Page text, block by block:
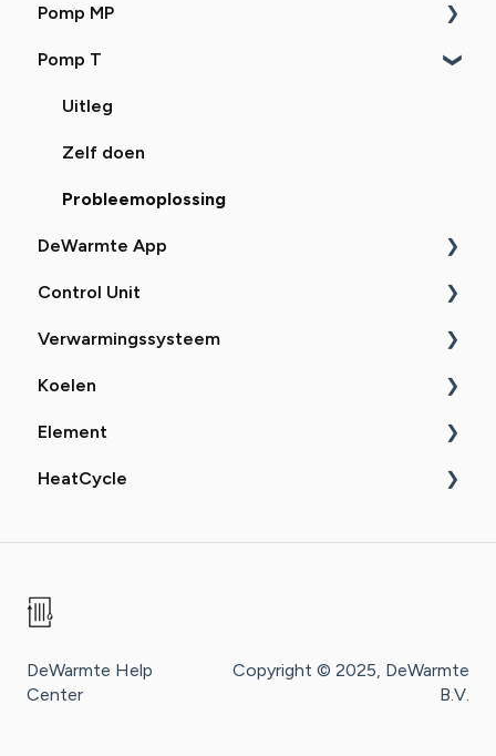
Zelf doen
Probleemoplossing
Uitleg
Zelf doen
Probleemoplossing
Pomp MP
Uitleg
Zelf doen
Probleemoplossing
Pomp T
Uitleg
Zelf doen
Probleemoplossing
DeWarmte App
Uitleg
Zelf doen
Probleemoplossing
Control Unit
Uitleg
Zelf doen
Probleemoplossing
Verwarmingssysteem
Uitleg
Zelf doen
Koelen
Uitleg
Probleemoplossing
Element
Uitleg
HeatCycle
DeWarmte Help
Center
Copyright © 2025, DeWarmte
B.V.